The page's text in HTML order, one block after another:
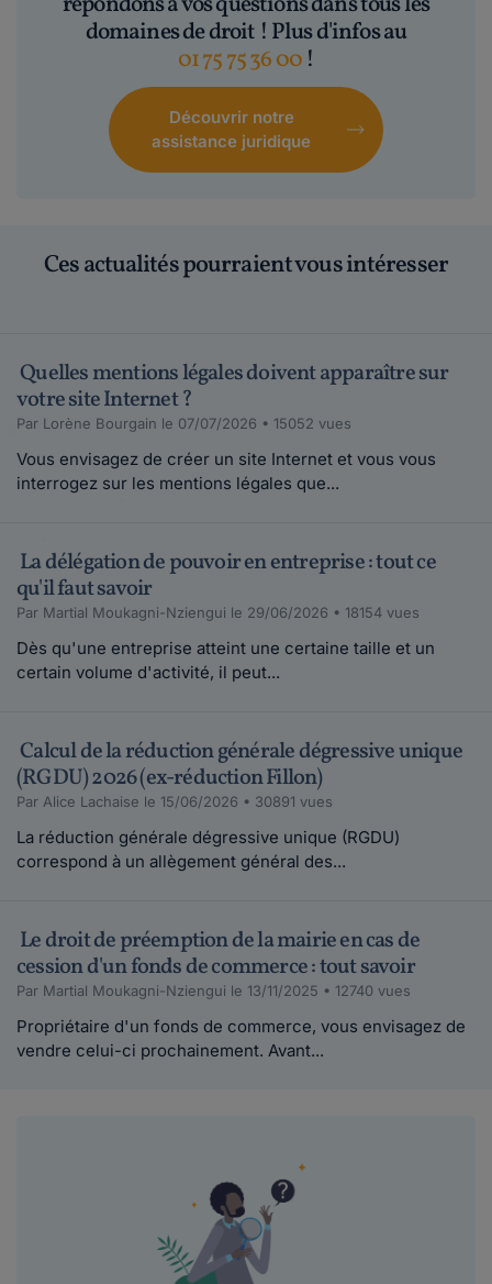
domaines de droit ! Plus d'infos au
01 75 75 36 00 !
Découvrir notre
assistance juridique
Ces actualités pourraient vous intéresser
Quelles mentions légales doivent apparaître sur
votre site Internet ?
Par Lorène Bourgain le 07/07/2026 • 15052 vues
Vous envisagez de créer un site Internet et vous vous
interrogez sur les mentions légales que...
La délégation de pouvoir en entreprise : tout ce
qu'il faut savoir
Par Martial Moukagni-Nziengui le 29/06/2026 • 18154 vues
Dès qu'une entreprise atteint une certaine taille et un
certain volume d'activité, il peut...
Calcul de la réduction générale dégressive unique
(RGDU) 2026 (ex-réduction Fillon)
Par Alice Lachaise le 15/06/2026 • 30891 vues
La réduction générale dégressive unique (RGDU)
correspond à un allègement général des...
Le droit de préemption de la mairie en cas de
cession d'un fonds de commerce : tout savoir
Par Martial Moukagni-Nziengui le 13/11/2025 • 12740 vues
Propriétaire d'un fonds de commerce, vous envisagez de
vendre celui-ci prochainement. Avant...